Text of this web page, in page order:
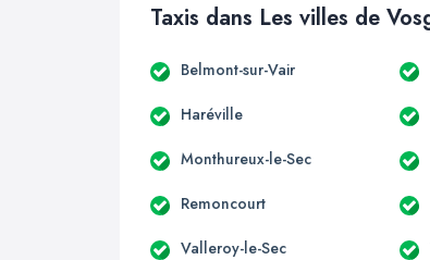
Taxis dans Les villes de
Belmont-sur-Vair
Haréville
Monthureux-le-Sec
Remoncourt
Valleroy-le-Sec